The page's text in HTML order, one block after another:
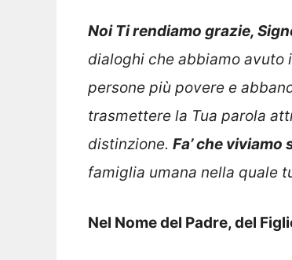
Noi Ti rendiamo grazie,
dialoghi che abbiamo avuto
persone più povere e
trasmettere la Tua parola
distinzione. Fa’ che
famiglia umana nella quale
Nel Nome del Padre, del